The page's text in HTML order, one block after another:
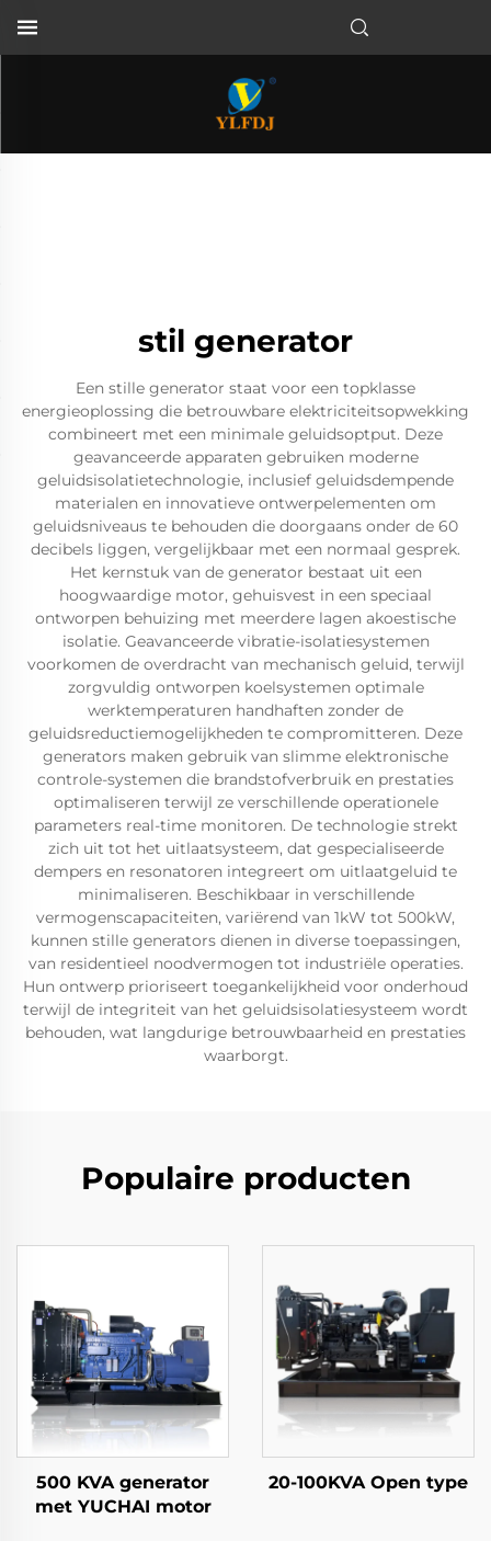
stil generator
Een stille generator staat voor een topklasse
energieoplossing die betrouwbare elektriciteitsopwekking
combineert met een minimale geluidsoptput. Deze
geavanceerde apparaten gebruiken moderne
geluidsisolatietechnologie, inclusief geluidsdempende
materialen en innovatieve ontwerpelementen om
geluidsniveaus te behouden die doorgaans onder de 60
decibels liggen, vergelijkbaar met een normaal gesprek.
Het kernstuk van de generator bestaat uit een
hoogwaardige motor, gehuisvest in een speciaal
ontworpen behuizing met meerdere lagen akoestische
isolatie. Geavanceerde vibratie-isolatiesystemen
voorkomen de overdracht van mechanisch geluid, terwijl
zorgvuldig ontworpen koelsystemen optimale
werktemperaturen handhaften zonder de
geluidsreductiemogelijkheden te compromitteren. Deze
generators maken gebruik van slimme elektronische
controle-systemen die brandstofverbruik en prestaties
optimaliseren terwijl ze verschillende operationele
parameters real-time monitoren. De technologie strekt
zich uit tot het uitlaatsysteem, dat gespecialiseerde
dempers en resonatoren integreert om uitlaatgeluid te
minimaliseren. Beschikbaar in verschillende
vermogenscapaciteiten, variërend van 1kW tot 500kW,
kunnen stille generators dienen in diverse toepassingen,
van residentieel noodvermogen tot industriële operaties.
Hun ontwerp prioriseert toegankelijkheid voor onderhoud
terwijl de integriteit van het geluidsisolatiesysteem wordt
behouden, wat langdurige betrouwbaarheid en prestaties
waarborgt.
Populaire producten
500 KVA generator
met YUCHAI motor
20-100KVA Open type